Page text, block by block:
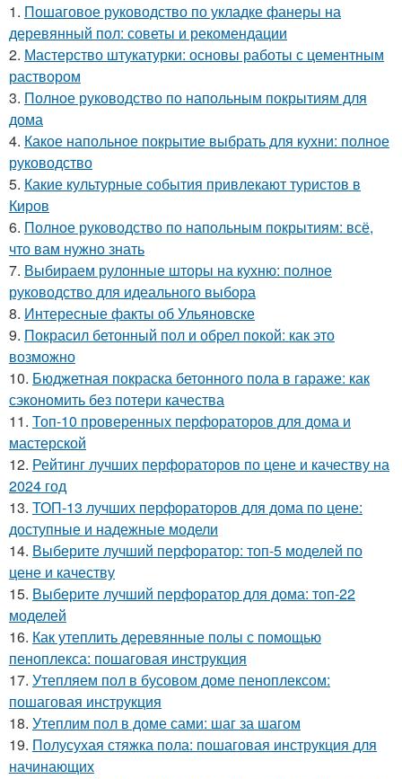
1. Пошаговое руководство по укладке фанеры на
деревянный пол: советы и рекомендации
2. Мастерство штукатурки: основы работы с цементным
раствором
3. Полное руководство по напольным покрытиям для
дома
4. Какое напольное покрытие выбрать для кухни: полное
руководство
5. Какие культурные события привлекают туристов в
Киров
6. Полное руководство по напольным покрытиям: всё,
что вам нужно знать
7. Выбираем рулонные шторы на кухню: полное
руководство для идеального выбора
8. Интересные факты об Ульяновске
9. Покрасил бетонный пол и обрел покой: как это
возможно
10. Бюджетная покраска бетонного пола в гараже: как
сэкономить без потери качества
11. Топ-10 проверенных перфораторов для дома и
мастерской
12. Рейтинг лучших перфораторов по цене и качеству на
2024 год
13. ТОП-13 лучших перфораторов для дома по цене:
доступные и надежные модели
14. Выберите лучший перфоратор: топ-5 моделей по
цене и качеству
15. Выберите лучший перфоратор для дома: топ-22
моделей
16. Как утеплить деревянные полы с помощью
пеноплекса: пошаговая инструкция
17. Утепляем пол в бусовом доме пеноплексом:
пошаговая инструкция
18. Утеплим пол в доме сами: шаг за шагом
19. Полусухая стяжка пола: пошаговая инструкция для
начинающих